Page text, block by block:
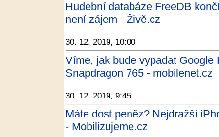
Hudební databáze FreeDB
není zájem - Živě.cz
30. 12. 2019, 10:00
Víme, jak bude vypadat Google
Snapdragon 765 - mobilenet.cz
30. 12. 2019, 9:45
Máte dost peněz? Nejdražší
- Mobilizujeme.cz